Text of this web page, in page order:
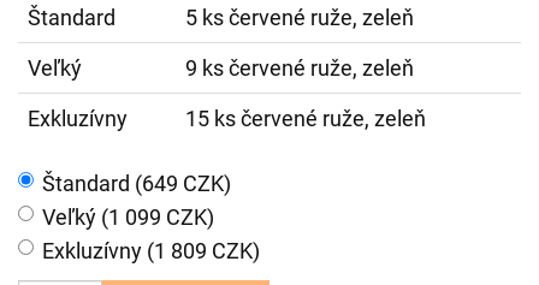
Štandard
5 ks červené ruže, zeleň
Veľký
9 ks červené ruže, zeleň
Exkluzívny
15 ks červené ruže, zeleň
Štandard (649 CZK)
Veľký (1 099 CZK)
Exkluzívny (1 809 CZK)